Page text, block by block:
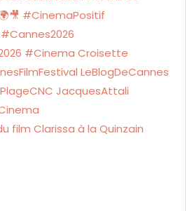
film Clarissa à la Quinzain